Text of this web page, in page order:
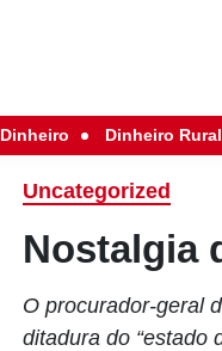
Dinheiro Dinheiro Rural
Uncategorized
Nostalgia
O procurador-geral
ditadura do “estado